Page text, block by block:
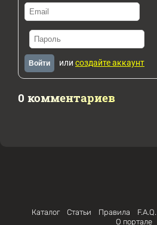
Войти или создайте аккаунт
0 комментариев
Каталог Статьи Правила F.A.Q.
О портале